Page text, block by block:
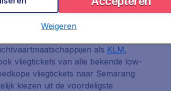
als KLM,
vliegtickets van alle bekende low-
vliegtickets naar Semarang
kiezen uit de voordeligste
Weigeren